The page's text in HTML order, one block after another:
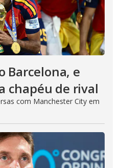
Barcelona, e
chapéu de rival
com Manchester City em